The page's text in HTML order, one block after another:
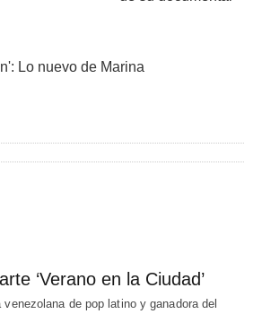
Lo nuevo de Marina
‘Verano en la Ciudad’
de pop latino y ganadora del